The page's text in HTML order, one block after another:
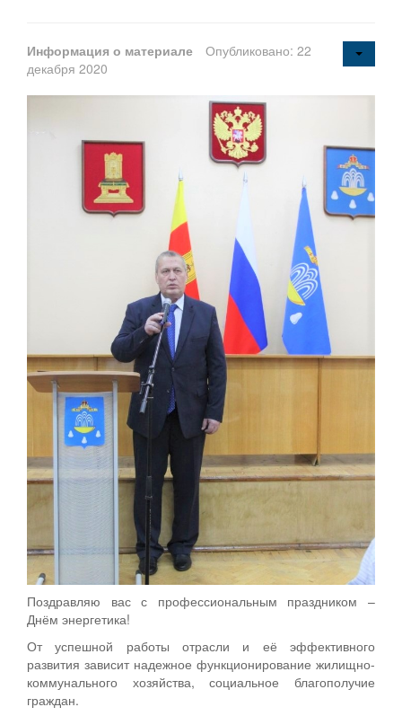
Информация о материале
Опубликовано: 22
декабря 2020
Поздравляю вас с профессиональным праздником –
Днём энергетика!
От успешной работы отрасли и её эффективного
развития зависит надежное функционирование жилищно-
коммунального хозяйства, социальное благополучие
граждан.